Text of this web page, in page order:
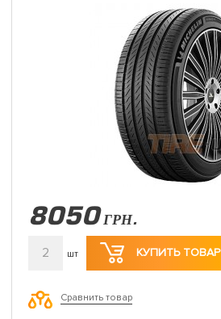
8050 ГРН.
2 шт КУПИТЬ ТОВАР
Сравнить товар